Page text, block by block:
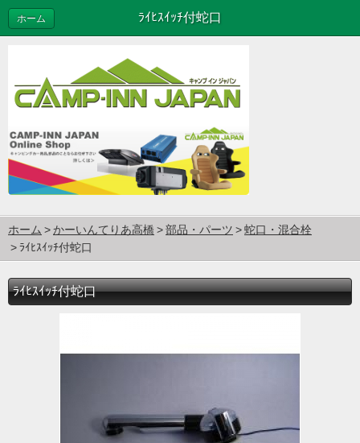
ﾗｲﾋｽｲｯﾁ付蛇口
ホーム
ホーム かーいんてりあ高橋 部品・パーツ
蛇口・混合栓
ﾗｲﾋｽｲｯﾁ付蛇口
ﾗｲﾋｽｲｯﾁ付蛇口